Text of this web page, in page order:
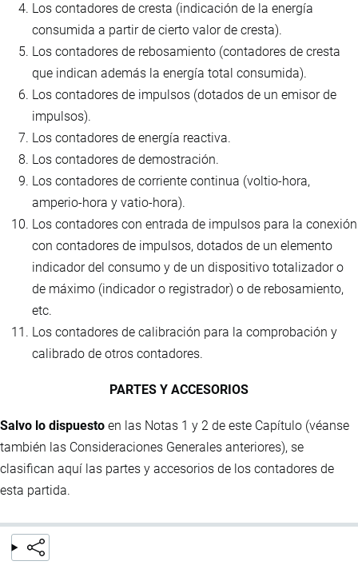
Los contadores de cresta (indicación de la energía
consumida a partir de cierto valor de cresta).
Los contadores de rebosamiento (contadores de cresta
que indican además la energía total consumida).
Los contadores de impulsos (dotados de un emisor de
impulsos).
Los contadores de energía reactiva.
Los contadores de demostración.
Los contadores de corriente continua (voltio-hora,
amperio-hora y vatio-hora).
Los contadores con entrada de impulsos para la conexión
con contadores de impulsos, dotados de un elemento
indicador del consumo y de un dispositivo totalizador o
de máximo (indicador o registrador) o de rebosamiento,
etc.
Los contadores de calibración para la comprobación y
calibrado de otros contadores.
PARTES Y ACCESORIOS
Salvo lo dispuesto en las Notas 1 y 2 de este Capítulo (véanse
también las Consideraciones Generales anteriores), se
clasifican aquí las partes y accesorios de los contadores de
esta partida.